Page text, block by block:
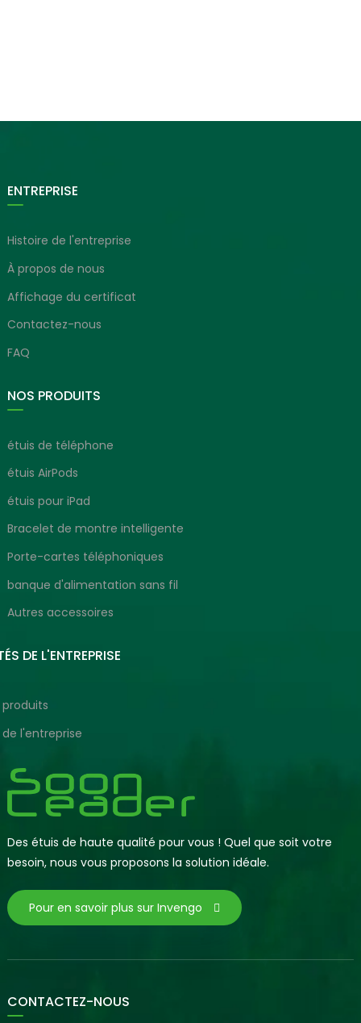
ENTREPRISE
Histoire de l'entreprise
À propos de nous
Affichage du certificat
Contactez-nous
FAQ
NOS PRODUITS
étuis de téléphone
étuis AirPods
étuis pour iPad
Bracelet de montre intelligente
Porte-cartes téléphoniques
banque d'alimentation sans fil
Autres accessoires
DE L'ENTREPRISE
l'entreprise
Des étuis de haute qualité pour vous ! Quel que soit votre
besoin, nous vous proposons la solution idéale.
Pour en savoir plus sur Invengo
CONTACTEZ-NOUS